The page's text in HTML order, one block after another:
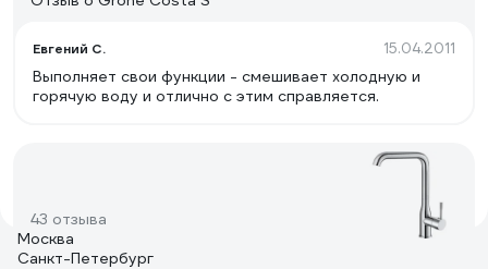
Eвгений С. 15.04.2011
Выполняет свои функции - смешивает холодную и
горячую воду и отлично с этим справляется.
43 отзыва
Москва
Санкт-Петербург